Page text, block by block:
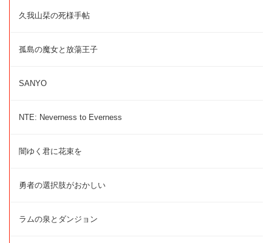
久我山栞の死様手帖
孤島の魔女と放蕩王子
SANYO
NTE: Neverness to Everness
闇ゆく君に花束を
勇者の選択肢がおかしい
ラムの泉とダンジョン